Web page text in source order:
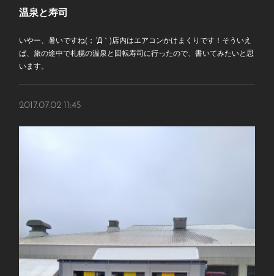
温泉と寿司
いやー、暑いですね(；´Д｀)店内はエアコンかけまくりです！そういえ
ば、旅の途中で札幌の温泉と回転寿司に行ったので、書いてみたいと思
います。
2017.07.02 11:45